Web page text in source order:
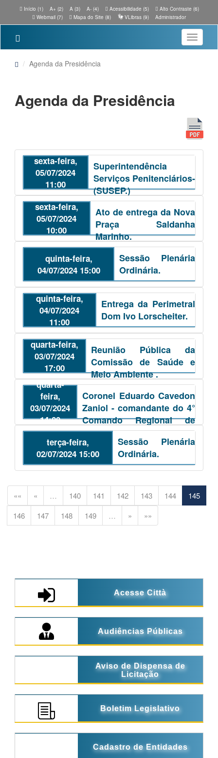
Início (1) A+ (2) A (3) A- (4) Acessibilidade (5)
Alto Contraste (6)
Webmail (7)
Mapa do Site (8) VLibras (9) Administrador
Toggle
Agenda da Presidência
Agenda da Presidência
sexta-feira,
05/07/2024
11:00
Superintendência
Serviços Penitenciários-
(SUSEP.)
sexta-feira,
05/07/2024
10:00
Ato de entrega da Nova
Praça Saldanha
Marinho.
quinta-feira,
04/07/2024 15:00
Sessão Plenária
Ordinária.
quinta-feira,
04/07/2024
11:00
Entrega da Perimetral
Dom Ivo Lorscheiter.
quarta-feira,
03/07/2024
17:00
Reunião Pública da
Comissão de Saúde e
Meio Ambiente .
quarta-
feira,
03/07/2024
14:00
Coronel Eduardo Cavedon
Zaniol - comandante do 4°
Comando Regional de
Bombeiro Militar.
terça-feira,
02/07/2024 15:00
Sessão Plenária
Ordinária.
«« « … 140 141 142 143 144
145
146
147 148 149 … » »»
Acesse Città
Audiências Públicas
Aviso de Dispensa de
Licitação
Boletim Legislativo
Cadastro de Entidades